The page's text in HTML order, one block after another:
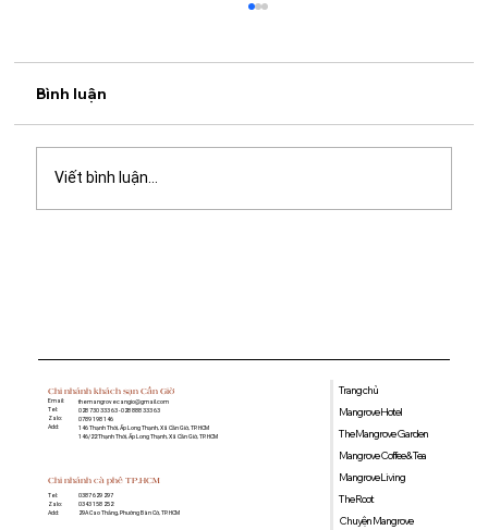
Bình luận
Viết bình luận...
Chi nhánh khách sạn Cần Giờ
Email:
Tel:
Zalo:
Add:
themangrovecangio@gmail.com
028 730 333 63 - 028 888 333 63
0789 198 146
146 Thạnh Thới, Ấp Long Thạnh, Xã Cần Giờ, TP. HCM
146/22 Thạnh Thới, Ấp Long Thạnh, Xã Cần Giờ, TP. HCM
Trang chủ
Mangrove Hotel
The Mangrove Garden
Mangrove Coffee & Tea
Mangrove Living
The Root
Chuyện Mangrove
Chi nhánh cà phê TP.HCM
Tel:
Zalo:
Add:
0387 629 297
0343 158 252
29A Cao Thắng, Phường Bàn Cờ, TP. HCM